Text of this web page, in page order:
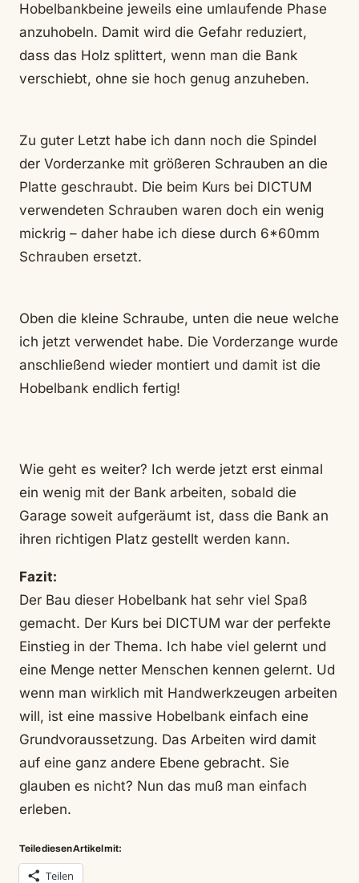
Hobelbankbeine jeweils eine umlaufende Phase
anzuhobeln. Damit wird die Gefahr reduziert,
dass das Holz splittert, wenn man die Bank
verschiebt, ohne sie hoch genug anzuheben.
Zu guter Letzt habe ich dann noch die Spindel
der Vorderzanke mit größeren Schrauben an die
Platte geschraubt. Die beim Kurs bei DICTUM
verwendeten Schrauben waren doch ein wenig
mickrig – daher habe ich diese durch 6*60mm
Schrauben ersetzt.
Oben die kleine Schraube, unten die neue welche
ich jetzt verwendet habe. Die Vorderzange wurde
anschließend wieder montiert und damit ist die
Hobelbank endlich fertig!
Wie geht es weiter? Ich werde jetzt erst einmal
ein wenig mit der Bank arbeiten, sobald die
Garage soweit aufgeräumt ist, dass die Bank an
ihren richtigen Platz gestellt werden kann.
Fazit:
Der Bau dieser Hobelbank hat sehr viel Spaß
gemacht. Der Kurs bei DICTUM war der perfekte
Einstieg in der Thema. Ich habe viel gelernt und
eine Menge netter Menschen kennen gelernt. Ud
wenn man wirklich mit Handwerkzeugen arbeiten
will, ist eine massive Hobelbank einfach eine
Grundvoraussetzung. Das Arbeiten wird damit
auf eine ganz andere Ebene gebracht. Sie
glauben es nicht? Nun das muß man einfach
erleben.
Teile diesen Artikel mit:
Teilen